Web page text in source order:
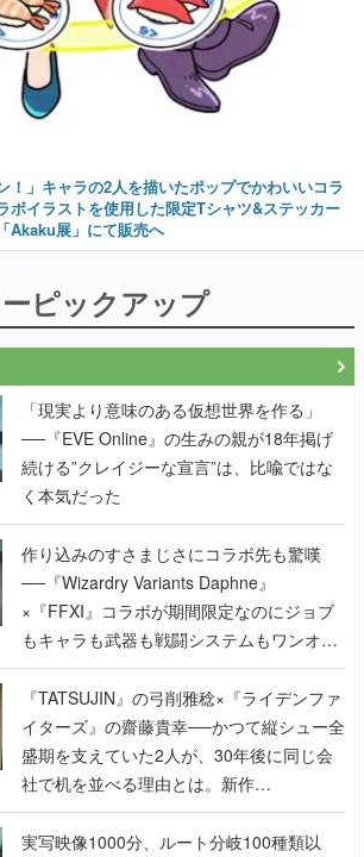
！」キャラの2人を描いたポップでかわいいコラ
ボイラストを使用した限定Tシャツ&ステッカー
Akaku展」にて販売へ
ピックアップ
「現実より意味のある仮想世界を作る」
──『EVE Online』の生みの親が18年掲げ
続ける”クレイジーな宣言”は、比喩ではな
く本気だった
作り込みのすさまじさにコラボ先も驚嘆
──『Wizardry Variants Daphne』
×『FFXI』コラボが期間限定なのにジョブ
もキャラも武器も戦闘システムもワンオフ
で作り込まれた理由を両ディレクターに聞
く
『TATSUJIN』の弓削雅稔×『ライデンファ
イターズ』の齋藤貴幸──かつて縦シュー全
盛期を支えていた2人が、30年後に同じ会
社で机を並べる理由とは。新作
『TATSUJIN EXTREME』で初タッグを組
んだレジェンド2人に訊く開発秘話
実写映像1000分、ルート分岐100種類以